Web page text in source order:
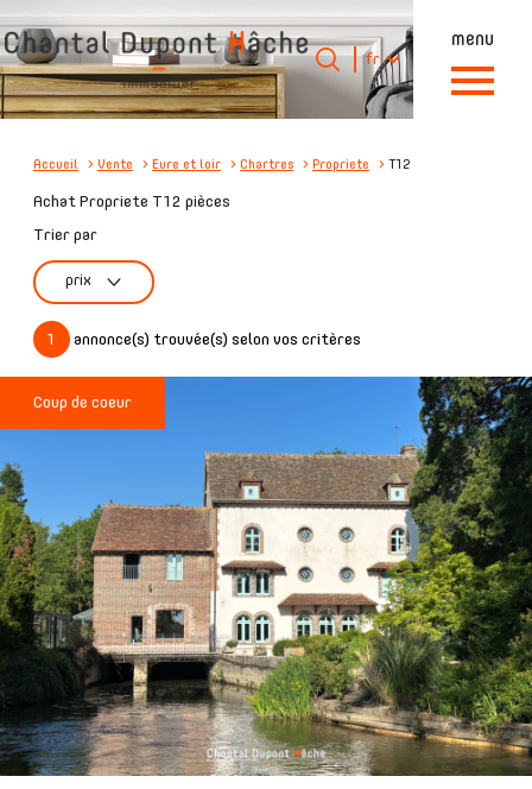
menu
Langue
fr
Accueil
0
Langue
fr
Accueil Vente Eure et loir Chartres Propriete T12
Achat Propriete T12 pièces
Trier par
prix
1 annonce(s) trouvée(s) selon vos critères
Coup de coeur